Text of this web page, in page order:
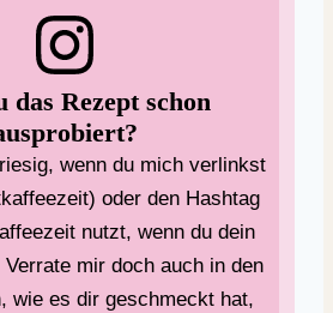
das Rezept schon
wenn du mich verlinkst
oder den Hashtag
nutzt, wenn du dein
mir doch auch in den
wie es dir geschmeckt hat,